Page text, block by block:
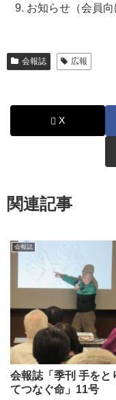
お知らせ（会員向
会報誌 広報
X
関連記事
会報誌
会報誌「季刊 手をと
てつなぐ命」11号